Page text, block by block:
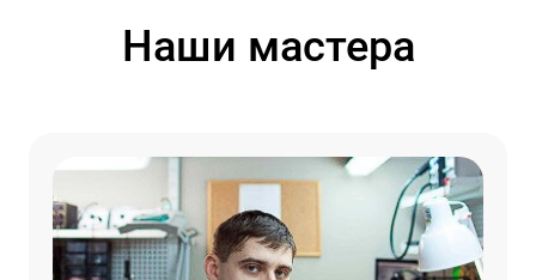
Наши мастера